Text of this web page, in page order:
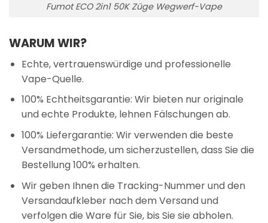
Fumot ECO 2in1 50K Züge Wegwerf-Vape
WARUM WIR?
Echte, vertrauenswürdige und professionelle
Vape-Quelle.
100% Echtheitsgarantie: Wir bieten nur originale
und echte Produkte, lehnen Fälschungen ab.
100% Liefergarantie: Wir verwenden die beste
Versandmethode, um sicherzustellen, dass Sie die
Bestellung 100% erhalten.
Wir geben Ihnen die Tracking-Nummer und den
Versandaufkleber nach dem Versand und
verfolgen die Ware für Sie, bis Sie sie abholen.